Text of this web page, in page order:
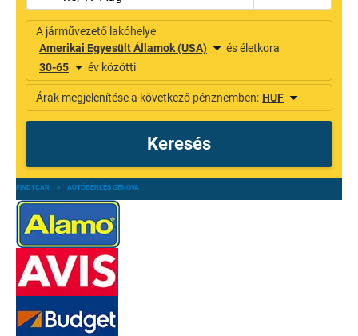
FINDYCAR » AUTÓBÉRLÉS GENOVA